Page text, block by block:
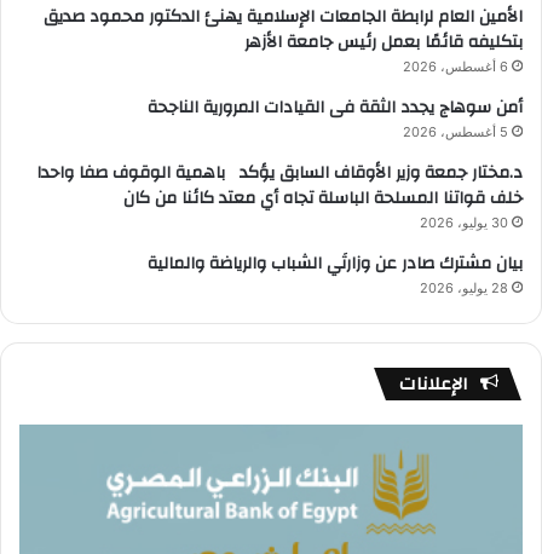
الأمين العام لرابطة الجامعات الإسلامية يهنئ الدكتور محمود صديق
بتكليفه قائمًا بعمل رئيس جامعة الأزهر
6 أغسطس، 2026
أمن سوهاج يجدد الثقة فى القيادات المرورية الناجحة
5 أغسطس، 2026
د.مختار جمعة وزير الأوقاف السابق يؤكد باهمية الوقوف صفا واحدا
خلف قواتنا المسلحة الباسلة تجاه أي معتد كائنا من كان
30 يوليو، 2026
بيان مشترك صادر عن وزارتَي الشباب والرياضة والمالية
28 يوليو، 2026
الإعلانات